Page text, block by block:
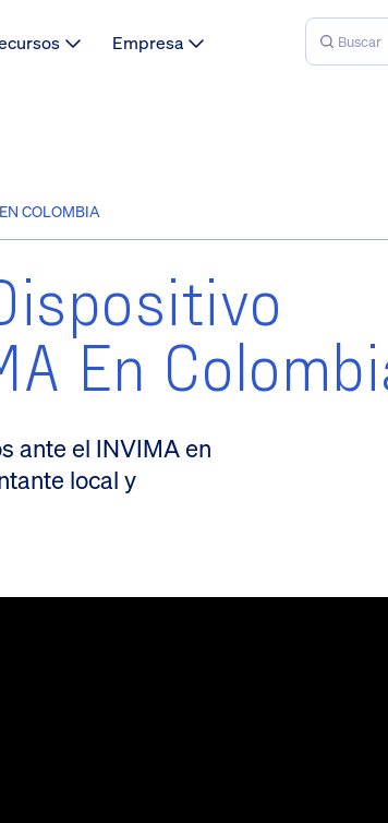
Empresa
COLOMBIA
En
ante el INVIMA en
local y